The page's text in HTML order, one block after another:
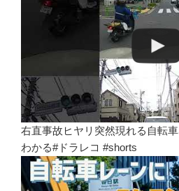
右直事故ヒヤリ突然現れる自転車
わかる#ドラレコ #shorts